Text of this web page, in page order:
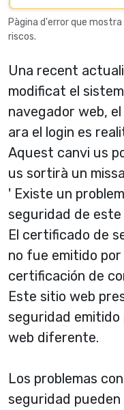
Pàgina d'error que
riscos.
Una recent
modificat el
navegador web,
ara el login es
Aquest canvi us
us sortirà un
' Existe un
seguridad de este
El certificado de
no fue emitido
certificación de
Este sitio web
seguridad emitido
web diferente.
Los problemas
seguridad